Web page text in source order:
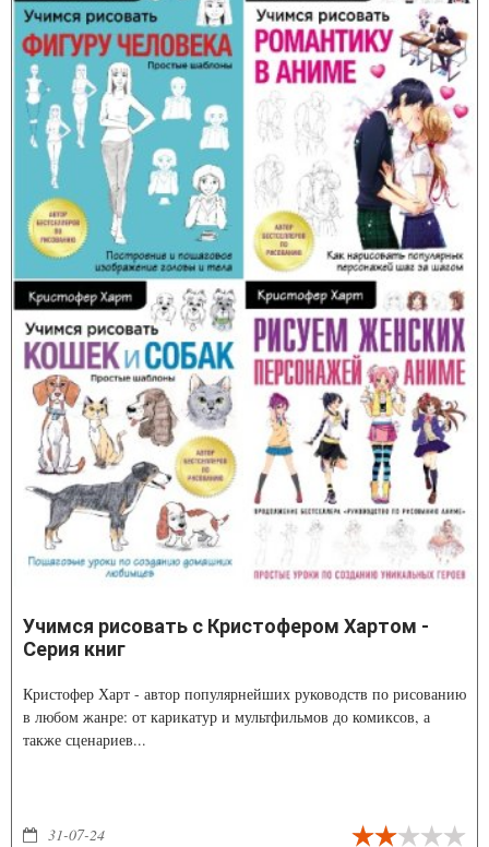
Учимся рисовать с Кристофером Хартом -
Серия книг
Кристофер Харт - автор популярнейших руководств по рисованию
в любом жанре: от карикатур и мультфильмов до комиксов, а
также сценариев...
31-07-24